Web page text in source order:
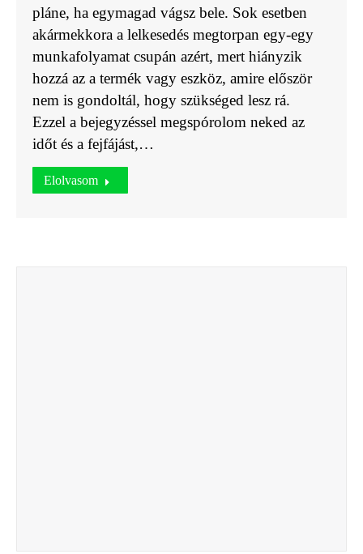
pláne, ha egymagad vágsz bele. Sok esetben
akármekkora a lelkesedés megtorpan egy-egy
munkafolyamat csupán azért, mert hiányzik
hozzá az a termék vagy eszköz, amire először
nem is gondoltál, hogy szükséged lesz rá.
Ezzel a bejegyzéssel megspórolom neked az
időt és a fejfájást,…
Elolvasom